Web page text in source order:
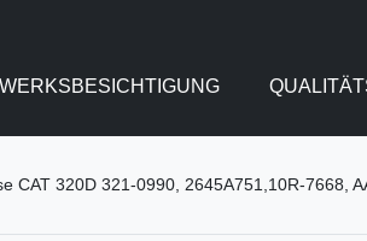
WERKSBESICHTIGUNG
CAT 320D 321-0990, 2645A751,10R-7668,